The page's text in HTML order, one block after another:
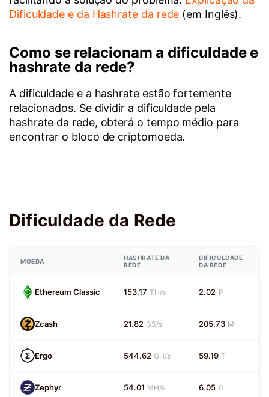
Dificuldade e da Hashrate da rede (em Inglês).
Como se relacionam a dificuldade e
hashrate da rede?
A dificuldade e a hashrate estão fortemente
relacionados. Se dividir a dificuldade pela
hashrate da rede, obterá o tempo médio para
encontrar o bloco de criptomoeda.
Dificuldade da Rede
MOEDA
HASHRATE DA
REDE
DIFICULDADE
DA REDE
Ethereum Classic 153.17 TH/s 2.02 P
Zcash 21.82 GS/s 205.73 M
Ergo 544.62 GH/s 59.19 T
Zephyr 54.01 MH/s 6.05 G